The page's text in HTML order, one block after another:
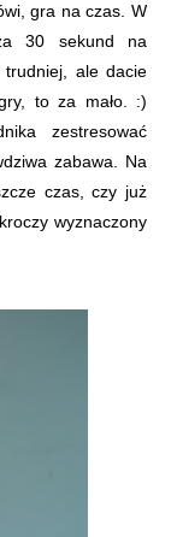
gra na czas. W
30 sekund na
trudniej, ale dacie
to za mało. :)
zestresować
zabawa. Na
czas, czy już
wyznaczony